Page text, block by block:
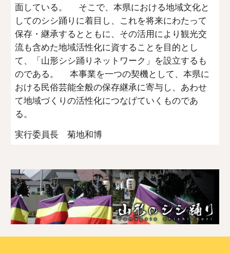
面している。 そこで、本県における地域文化と
してのシシ踊りに着目し、これを将来にわたって
保存・継承するとともに、その活用により観光交
流も含めた地域活性化に資することを目的とし
て、「山形シシ踊りネットワーク」を設立するも
のである。 本事業を一つの契機として、本県に
おける民俗芸能全般の保存継承に寄与し、あわせ
て地域づくりの活性化につなげていくものであ
る。
実行委員長 菊地和博